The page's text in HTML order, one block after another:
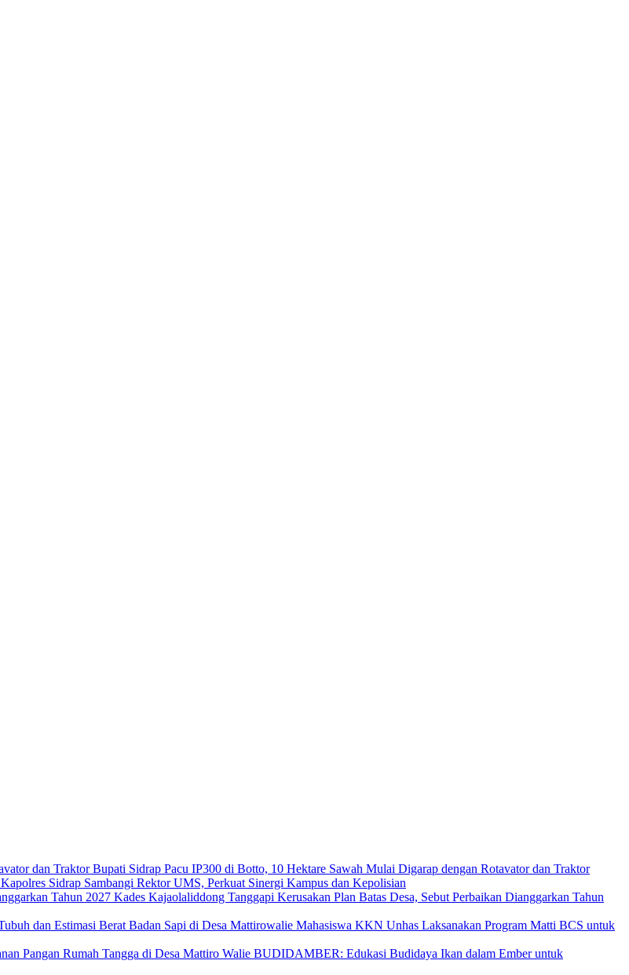
Bupati Sidrap Pacu IP300 di Botto, 10 Hektare Sawah Mulai Digarap dengan Rotavator dan Traktor
Kapolres Sidrap Sambangi Rektor UMS, Perkuat Sinergi Kampus dan Kepolisian
Kades Kajaolaliddong Tanggapi Kerusakan Plan Batas Desa, Sebut Perbaikan Dianggarkan Tahun
Mahasiswa KKN Unhas Laksanakan Program Matti BCS untuk
BUDIDAMBER: Edukasi Budidaya Ikan dalam Ember untuk